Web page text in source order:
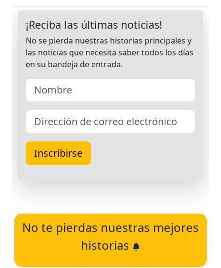
No te pierdas nuestras mejores
historias